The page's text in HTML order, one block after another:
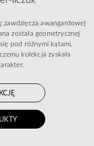
zawdzięcza awangardowej
została geometrycznej
pod różnymi kątami,
kolekcja zyskała